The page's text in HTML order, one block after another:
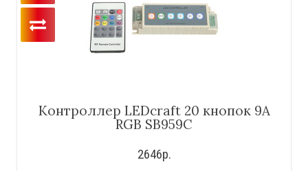
Контроллер LEDcraft 20 кнопок 9А
RGB SB959C
2646р.